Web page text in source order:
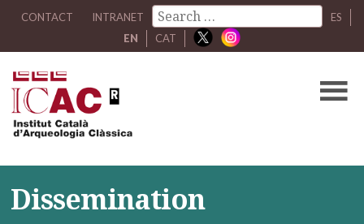
CONTACT INTRANET
ES
EN
CAT
Dissemination